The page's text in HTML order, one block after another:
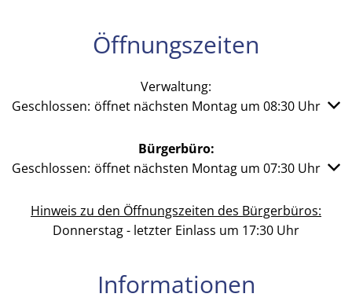
Öffnungszeiten
Verwaltung:
Klicken, um weitere Öffnungs- oder Schließzeiten
Geschlossen: öffnet nächsten Montag um 08:30 Uhr
Bürgerbüro:
Klicken, um weitere Öffnungs- oder Schließzeiten
Geschlossen: öffnet nächsten Montag um 07:30 Uhr
Hinweis zu den Öffnungszeiten des Bürgerbüros:
Donnerstag - letzter Einlass um 17:30 Uhr
Informationen